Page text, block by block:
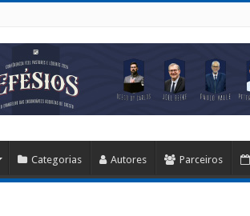
Categorias Autores Parceiros